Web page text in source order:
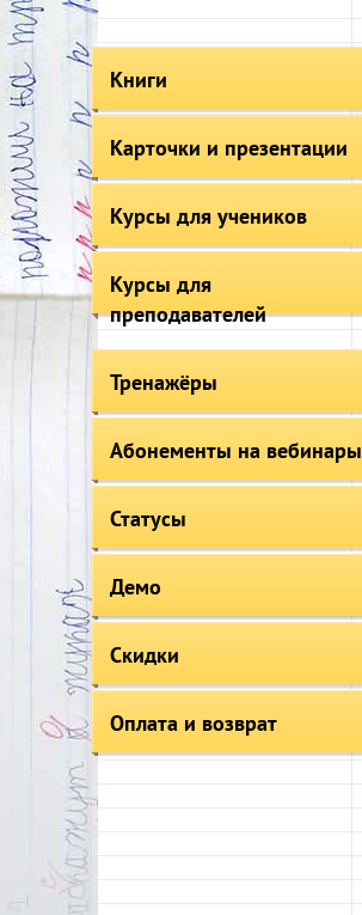
Книги
Карточки и презентации
Курсы для учеников
Курсы для
преподавателей
Тренажёры
Абонементы на вебинары
Статусы
Демо
Скидки
Оплата и возврат